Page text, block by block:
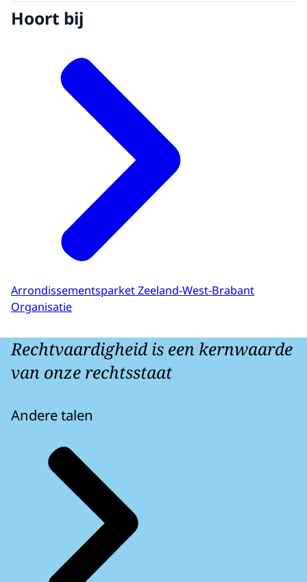
Hoort bij
Arrondissementsparket Zeeland-West-Brabant
Organisatie
Rechtvaardigheid is een kernwaarde
van onze rechtsstaat
Andere talen